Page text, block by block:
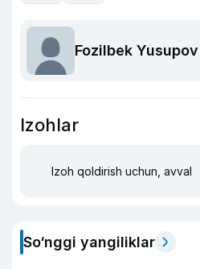
Fozilbek Yusupov
Izohlar
Izoh qoldirish uchun, avval
So‘nggi yangiliklar